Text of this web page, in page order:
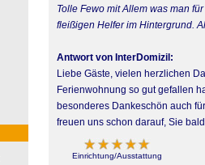
Tolle Fewo mit Allem was man
fleißigen Helfer im Hintergrund.
Antwort von InterDomizil:
Liebe Gäste, vielen herzlichen
Ferienwohnung so gut gefallen
besonderes Dankeschön auch
freuen uns schon darauf, Sie
Einrichtung/Ausstattung